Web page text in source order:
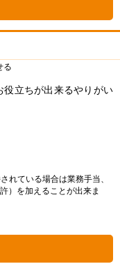
る
役立ちが出来るやりがい
れている場合は業務手当、
）を加えることが出来ま